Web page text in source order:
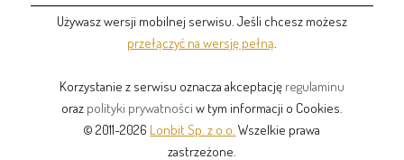
Używasz wersji mobilnej serwisu. Jeśli chcesz możesz
przełączyć na wersję pełną
Korzystanie z serwisu oznacza akceptację regulaminu
oraz polityki prywatności w tym informacji o Cookies.
© 2011-2026 Lonbit Sp. z o.o. Wszelkie prawa
zastrzeżone.